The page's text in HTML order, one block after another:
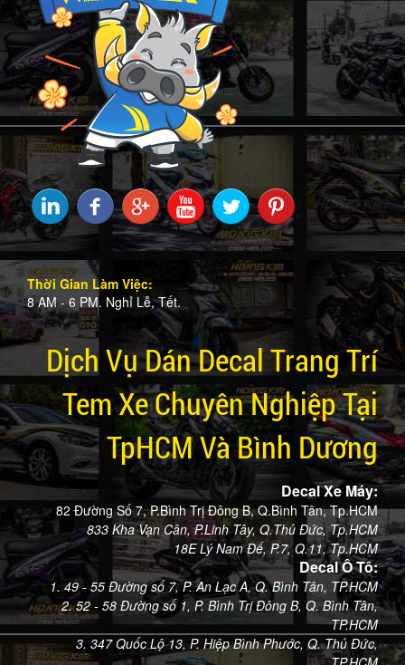
Thời Gian Làm Việc:
8 AM - 6 PM. Nghỉ Lễ, Tết.
Dịch Vụ Dán Decal Trang Trí
Tem Xe Chuyên Nghiệp Tại
TpHCM Và Bình Dương
Decal Xe Máy:
82 Đường Số 7, P.Bình Trị Đông B, Q.Bình Tân, Tp.HCM
833 Kha Vạn Cân, P.Linh Tây, Q.Thủ Đức, Tp.HCM
18E Lý Nam Đế, P.7, Q.11, Tp.HCM
Decal Ô Tô:
1. 49 - 55 Đường số 7, P. An Lạc A, Q. Bình Tân, TP.HCM
2. 52 - 58 Đường số 1, P. Bình Trị Đông B, Q. Bình Tân,
TP.HCM
3. 347 Quốc Lộ 13, P. Hiệp Bình Phước, Q. Thủ Đức,